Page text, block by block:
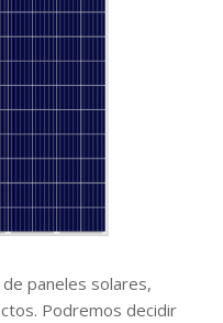
paneles solares,
Podremos decidir